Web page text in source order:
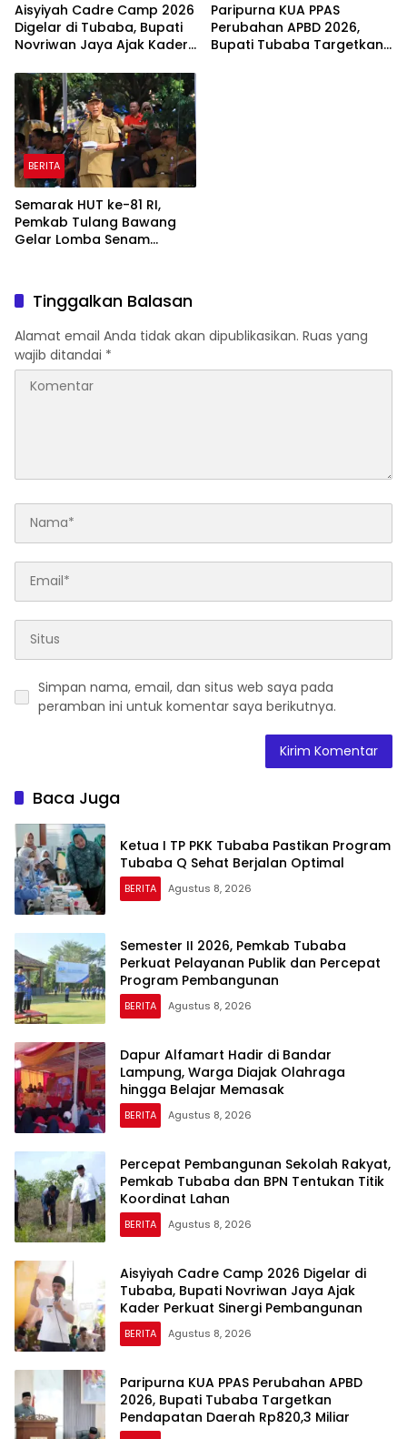
Aisyiyah Cadre Camp 2026
Digelar di Tubaba, Bupati
Novriwan Jaya Ajak Kader
Pembangunan
Paripurna KUA PPAS
Perubahan APBD 2026,
Bupati Tubaba Targetkan
BERITA
Semarak HUT ke-81 RI,
Pemkab Tulang Bawang
Gelar Lomba Senam
Tinggalkan Balasan
Alamat email Anda tidak akan dipublikasikan. Ruas yang
wajib ditandai *
Simpan nama, email, dan situs web saya pada
peramban ini untuk komentar saya berikutnya.
Baca Juga
Ketua I TP PKK Tubaba Pastikan Program
Tubaba Q Sehat Berjalan Optimal
BERITA Agustus 8, 2026
Semester II 2026, Pemkab Tubaba
Perkuat Pelayanan Publik dan Percepat
Program Pembangunan
BERITA Agustus 8, 2026
Dapur Alfamart Hadir di Bandar
Lampung, Warga Diajak Olahraga
hingga Belajar Memasak
BERITA Agustus 8, 2026
Percepat Pembangunan Sekolah Rakyat,
Pemkab Tubaba dan BPN Tentukan Titik
Koordinat Lahan
BERITA Agustus 8, 2026
Aisyiyah Cadre Camp 2026 Digelar di
Tubaba, Bupati Novriwan Jaya Ajak
Kader Perkuat Sinergi Pembangunan
BERITA Agustus 8, 2026
Paripurna KUA PPAS Perubahan APBD
2026, Bupati Tubaba Targetkan
Pendapatan Daerah Rp820,3 Miliar